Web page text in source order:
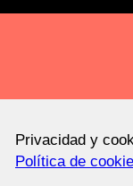
Privacidad y
Política de